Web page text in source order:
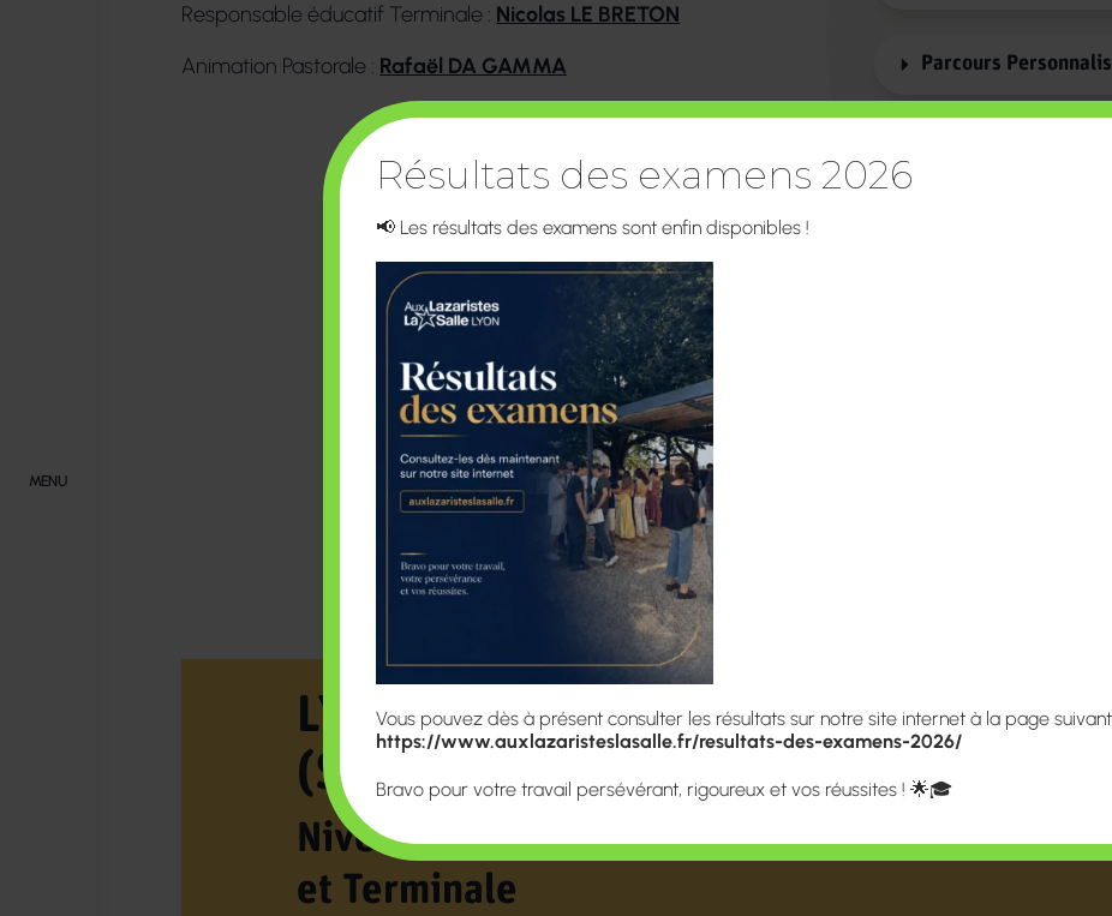
MENU
Responsable éducatif Terminale : Nicolas LE BRETON
Animation Pastorale : Rafaël DA GAMMA Parcours
LYCÉE FOURVIÈRE
(Saint-Barthélemy)
Niveaux Seconde, Première
et Terminale
Par tél :04 72 77 13 97
Résultats des examens 2026
📢 Les résultats des examens sont enfin disponibles !
Vous pouvez dès à présent consulter les résultats sur notre site internet à la page
https://www.auxlazaristeslasalle.fr/resultats-des-examens-2026/
Bravo pour votre travail persévérant, rigoureux et vos réussites ! 🌟🎓